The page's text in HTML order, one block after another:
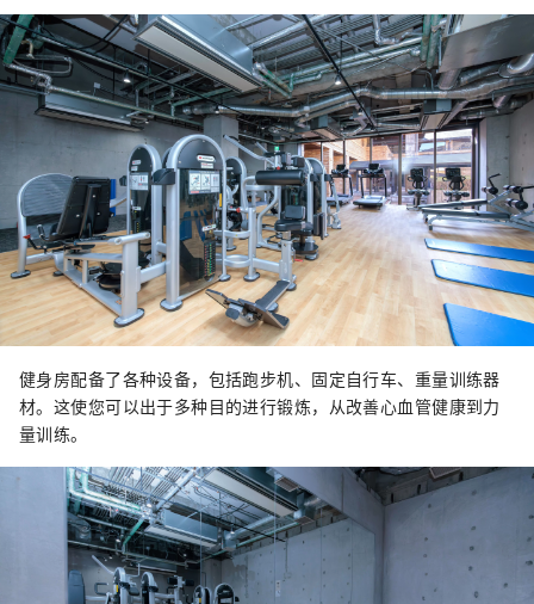
健身房配备了各种设备，包括跑步机、固定自行车、重量训练器
材。这使您可以出于多种目的进行锻炼，从改善心血管健康到力
量训练。